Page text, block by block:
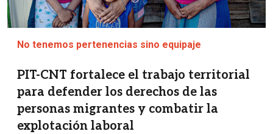
No tenemos pertenencias sino equipaje
PIT-CNT fortalece el trabajo territorial
para defender los derechos de las
personas migrantes y combatir la
explotación laboral